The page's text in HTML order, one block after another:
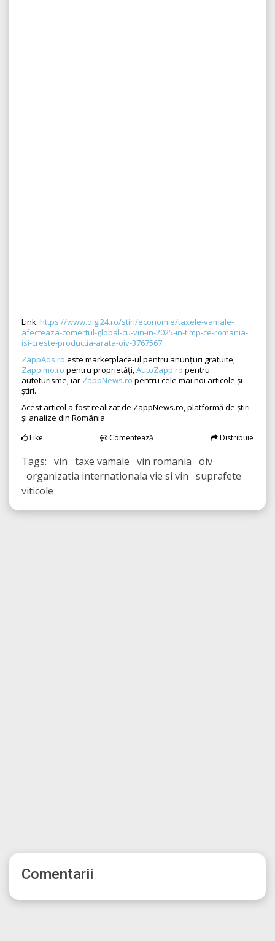
Link: https://www.digi24.ro/stiri/economie/taxele-vamale-
afecteaza-comertul-global-cu-vin-in-2025-in-timp-ce-romania-
isi-creste-productia-arata-oiv-3767567
ZappAds.ro este marketplace-ul pentru anunțuri gratuite,
Zappimo.ro pentru proprietăți,AutoZapp.ro pentru
autoturisme, iar ZappNews.ro pentru cele mai noi articole și
știri.
Acest articol a fost realizat de ZappNews.ro, platformă de știri
și analize din România
Like Comentează Distribuie
Tags: vin taxe vamale vin romania oiv
organizatia internationala vie si vin suprafete
viticole
Comentarii